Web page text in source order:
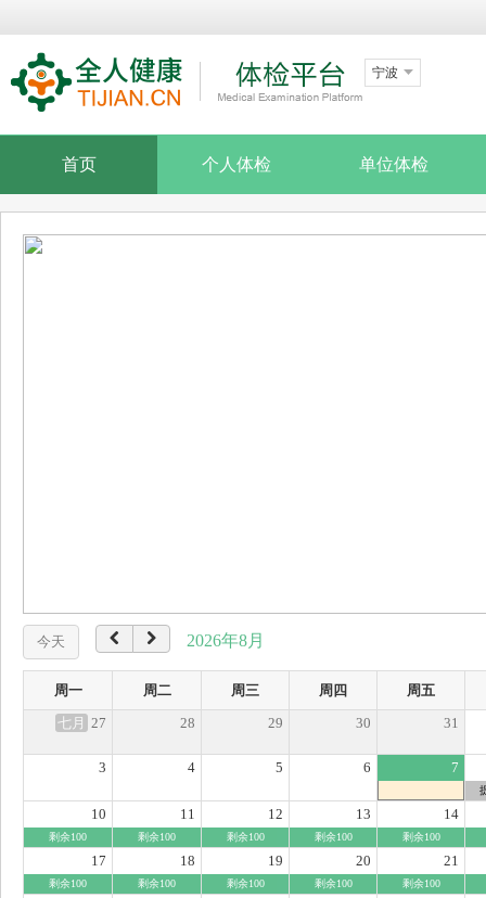
宁波
首页 个人体检 单位体检
今天 2026年8月
周一 周二 周三 周四
周五
七月 27 28 29 30 31
3 4 5 6 7
10
剩余100
11
剩余100
12
剩余100
13
剩余100
14
剩余100
17
剩余100
18
剩余100
19
剩余100
20
剩余100
21
剩余100